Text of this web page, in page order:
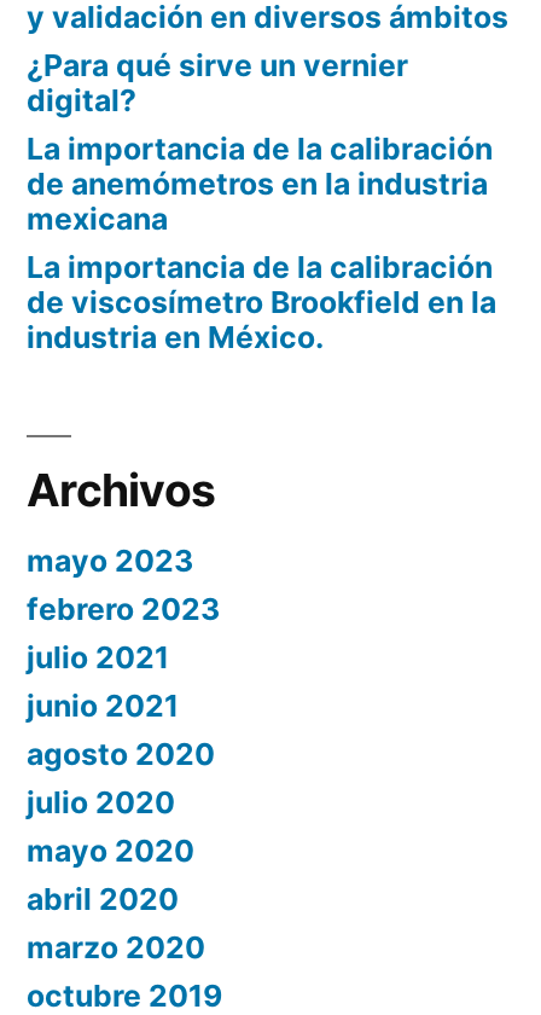
y validación en diversos ámbitos
¿Para qué sirve un vernier
digital?
La importancia de la calibración
de anemómetros en la industria
mexicana
La importancia de la calibración
de viscosímetro Brookfield en la
industria en México.
Archivos
mayo 2023
febrero 2023
julio 2021
junio 2021
agosto 2020
julio 2020
mayo 2020
abril 2020
marzo 2020
octubre 2019